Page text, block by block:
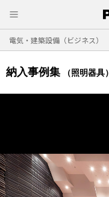
電気・建築設備（ビジネス）
納入事例集 （照明器具）